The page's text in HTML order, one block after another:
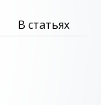
В статьях